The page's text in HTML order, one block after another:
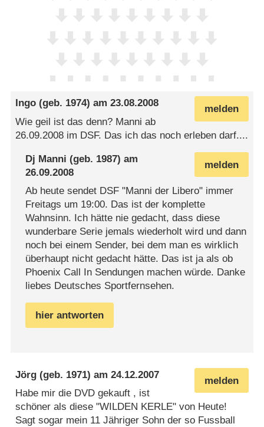
melden
Ingo (geb. 1974) am23.08.2008
Wie geil ist das denn? Manni ab
26.09.2008 im DSF. Das ich das noch erleben darf....
melden
Dj Manni (geb. 1987) am
26.09.2008
Ab heute sendet DSF "Manni der Libero" immer
Freitags um 19:00. Das ist der komplette
Wahnsinn. Ich hätte nie gedacht, dass diese
wunderbare Serie jemals wiederholt wird und dann
noch bei einem Sender, bei dem man es wirklich
überhaupt nicht gedacht hätte. Das ist ja als ob
Phoenix Call In Sendungen machen würde. Danke
liebes Deutsches Sportfernsehen.
hier antworten
melden
Jörg (geb. 1971) am24.12.2007
Habe mir die DVD gekauft , ist
schöner als diese "WILDEN KERLE" von Heute!
Sagt sogar mein 11 Jähriger Sohn der so Fussball